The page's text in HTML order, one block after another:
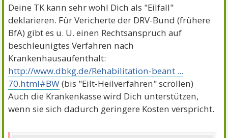
Deine TK kann sehr wohl Dich als "Eilfall"
deklarieren. Für Vericherte der DRV-Bund (frühere
BfA) gibt es u. U. einen Rechtsanspruch auf
beschleunigtes Verfahren nach
Krankenhausaufenthalt:
http://www.dbkg.de/Rehabilitation-beant ...
70.html#BW(bis "Eilt-Heilverfahren" scrollen)
Auch die Krankenkasse wird Dich unterstützen,
wenn sie sich dadurch geringere Kosten verspricht.